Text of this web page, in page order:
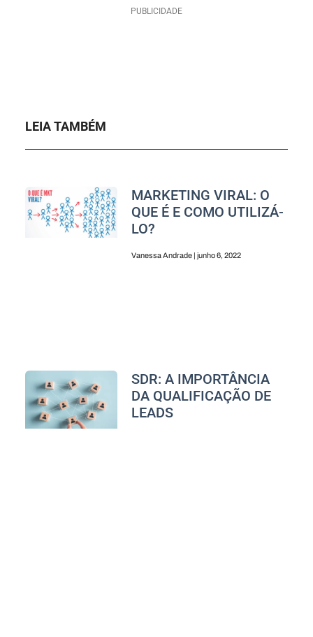
PUBLICIDADE
LEIA TAMBÉM
MARKETING VIRAL: O
QUE É E COMO UTILIZÁ-
LO?
Vanessa Andrade junho 6, 2022
SDR: A IMPORTÂNCIA
DA QUALIFICAÇÃO DE
LEADS